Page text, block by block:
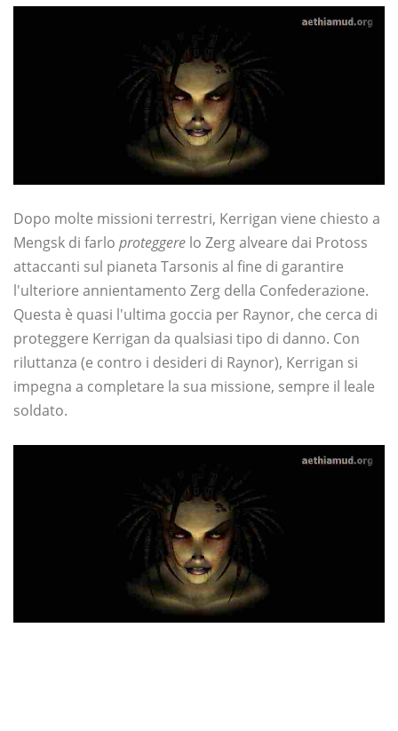
Dopo molte missioni terrestri, Kerrigan viene chiesto a
Mengsk di farlo proteggere lo Zerg alveare dai Protoss
attaccanti sul pianeta Tarsonis al fine di garantire
l'ulteriore annientamento Zerg della Confederazione.
Questa è quasi l'ultima goccia per Raynor, che cerca di
proteggere Kerrigan da qualsiasi tipo di danno. Con
riluttanza (e contro i desideri di Raynor), Kerrigan si
impegna a completare la sua missione, sempre il leale
soldato.